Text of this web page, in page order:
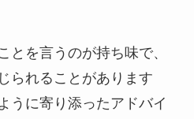
とを言うのが持ち味で、
られることがあります
うに寄り添ったアドバイ